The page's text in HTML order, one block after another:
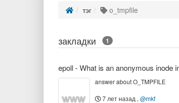
тэг o_tmpfile
закладки 1
epoll - What is an anonymous inode
answer about O_TMPFILE
7 лет назад , @mkf